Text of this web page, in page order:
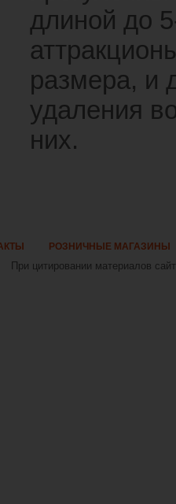
длиной до
размера, и
удаления
них.
РОЗНИЧНЫЕ МАГАЗИНЫ
При цитировании материалов